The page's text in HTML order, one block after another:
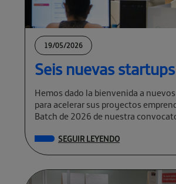
19/05/2026
Seis nuevas
Hemos dado la bienvenida a
para acelerar sus proyectos
Batch de 2026 de nuestra
SEGUIR LEYENDO